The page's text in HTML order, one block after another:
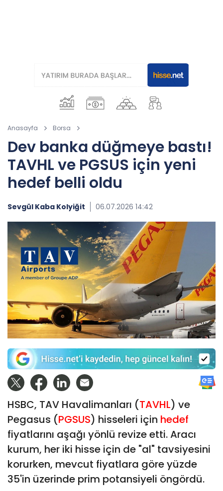
Anasayfa Borsa
Dev banka düğmeye bastı!
TAVHL ve PGSUS için yeni
hedef belli oldu
Sevgül Kaba Kolyiğit 06.07.2026 14:42
HSBC, TAV Havalimanları (TAVHL) ve
Pegasus (PGSUS) hisseleri için hedef
fiyatlarını aşağı yönlü revize etti. Aracı
kurum, her iki hisse için de "al" tavsiyesini
korurken, mevcut fiyatlara göre yüzde
35'in üzerinde prim potansiyeli öngördü.